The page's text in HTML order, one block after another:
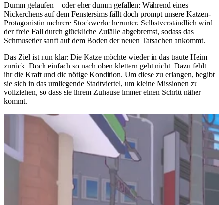
Dumm gelaufen – oder eher dumm gefallen: Während eines
Nickerchens auf dem Fenstersims fällt doch prompt unsere Katzen-
Protagonistin mehrere Stockwerke herunter. Selbstverständlich wird
der freie Fall durch glückliche Zufälle abgebremst, sodass das
Schmusetier sanft auf dem Boden der neuen Tatsachen ankommt.
Das Ziel ist nun klar: Die Katze möchte wieder in das traute Heim
zurück. Doch einfach so nach oben klettern geht nicht. Dazu fehlt
ihr die Kraft und die nötige Kondition. Um diese zu erlangen, begibt
sie sich in das umliegende Stadtviertel, um kleine Missionen zu
vollziehen, so dass sie ihrem Zuhause immer einen Schritt näher
kommt.